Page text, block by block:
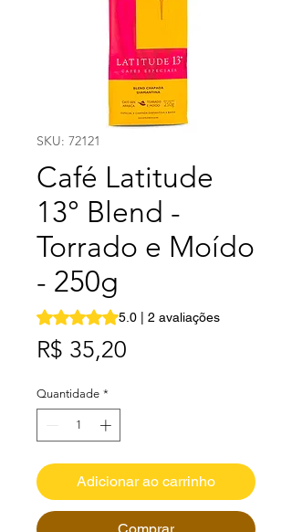
SKU: 72121
Café Latitude
13° Blend -
Torrado e Moído
- 250g
A classificação é 5.0 de 5 estrelas
5.0 | 2 avaliações
R$ 35,20
Quantidade *
Adicionar ao carrinho
Comprar